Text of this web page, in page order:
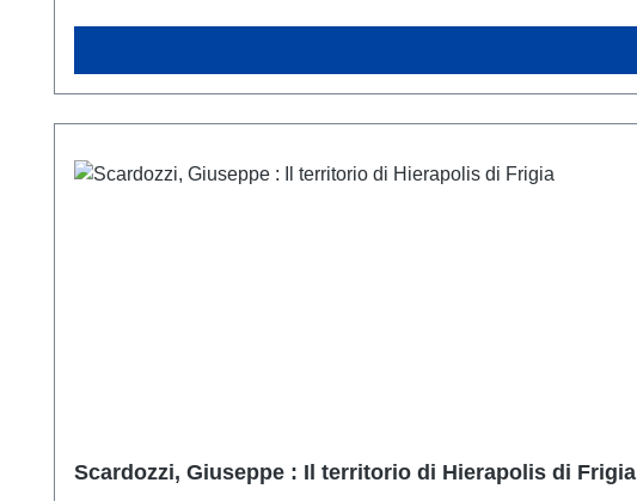
Scardozzi, Giuseppe : Il territorio di Hierapolis di Frigia